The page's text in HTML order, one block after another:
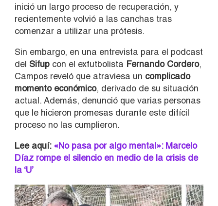
inició un largo proceso de recuperación, y
recientemente volvió a las canchas tras
comenzar a utilizar una prótesis.
Sin embargo, en una entrevista para el podcast
del Sifup con el exfutbolista Fernando Cordero,
Campos reveló que atraviesa un complicado
momento económico, derivado de su situación
actual. Además, denunció que varias personas
que le hicieron promesas durante este difícil
proceso no las cumplieron.
Lee aquí:«No pasa por algo mental»: Marcelo
Díaz rompe el silencio en medio de la crisis de
la ‘U’